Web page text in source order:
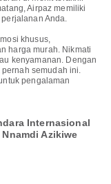
Airpaz memiliki
Anda.
khusus,
harga murah. Nikmati
kenyamanan. Dengan
semudah ini.
pengalaman
Internasional
Azikiwe